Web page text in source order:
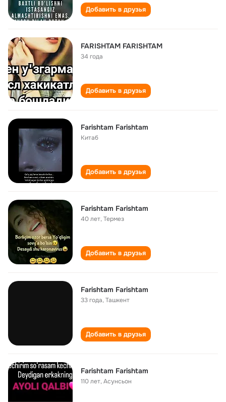
Добавить в друзья
FARISHTAM FARISHTAM
34 года
Добавить в друзья
Farishtam Farishtam
Китаб
Добавить в друзья
Farishtam Farishtam
40 лет,Термез
Добавить в друзья
Farishtam Farishtam
33 года,Ташкент
Добавить в друзья
Farishtam Farishtam
110 лет,Асунсьон